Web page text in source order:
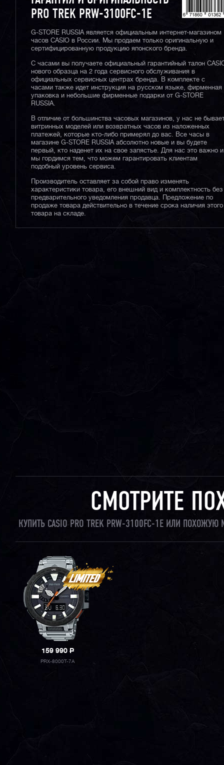
PRO TREK PRW-3100FC-1E
G-STORE RUSSIA является официальным интернет-магазином
часов CASIO в России. Мы продаем только оригинальную и
сертифицированную продукцию японского бренда.
С часами вы получаете официальный гарантийный талон
нового образца на 2 года сервисного обслуживания в
официальных сервисных центрах бренда. В комплекте с
часами также идет инструкция на русском языке, фирменная
упаковка и небольшие фирменные подарки от G-STORE
RUSSIA.
В отличие от большинства часовых магазинов, у нас не
витринных моделей или возвратных часов из наложенных
платежей, которые кто-либо примерял до вас. Все часы в
магазине G-STORE RUSSIA абсолютно новые и вы будете
первый, кто наденет их на свое запястье. Для нас это важно и
мы гордимся тем, что можем гарантировать клиентам
подобный уровень сервиса.
Производитель оставляет за собой право изменять
характеристики товара, его внешний вид и комплектность без
предварительного уведомления продавца. Предложение по
продаже товара действительно в течение срока наличия этого
товара на складе.
СМОТРИТЕ
КУПИТЬ CASIO PRO TREK PRW-3100FC-1E ИЛИ
159 990P
PRX-8000T-7A